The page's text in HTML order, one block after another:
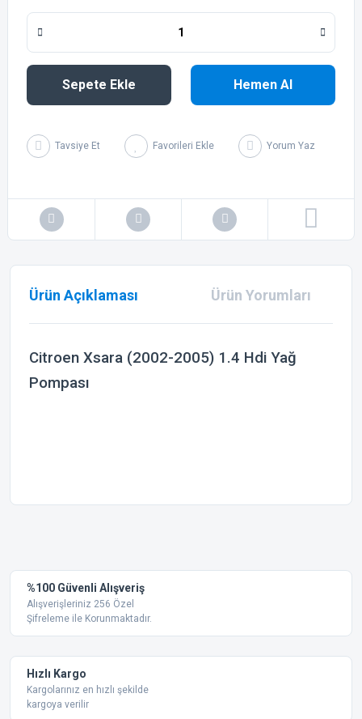
Sepete Ekle Hemen Al
Tavsiye Et Yorum Yaz
Ürün Açıklaması Ürün Yorumları
Citroen Xsara (2002-2005) 1.4 Hdi Yağ
Pompası
Ürün resmi kalitesiz, bozuk veya görüntülenemiyor.
Ürün açıklamasında eksik bilgiler bulunuyor.
Bu ürüne benzer farklı alternatifler olmalı.
%100 Güvenli Alışveriş
Alışverişleriniz 256 Özel
Şifreleme ile Korunmaktadır.
Hızlı Kargo
Kargolarınız en hızlı şekilde
kargoya verilir